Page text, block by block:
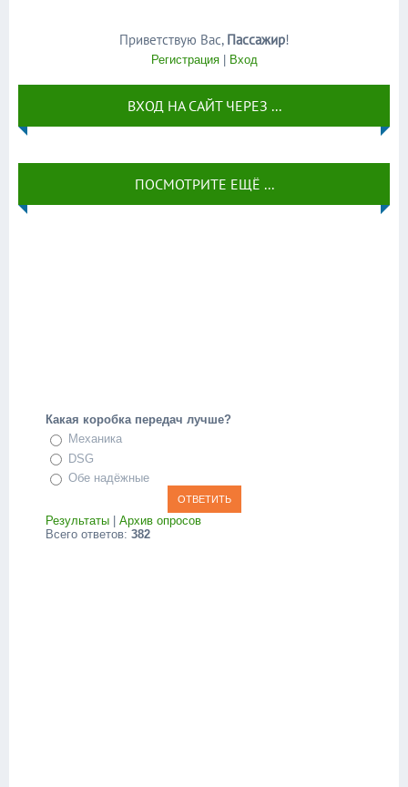
Приветствую Вас, Пассажир!
Регистрация| Вход
ВХОД НА САЙТ ЧЕРЕЗ ...
ПОСМОТРИТЕ ЕЩЁ ...
Какая коробка передач лучше?
Механика
DSG
Обе надёжные
Результаты | Архив опросов
Всего ответов: 382